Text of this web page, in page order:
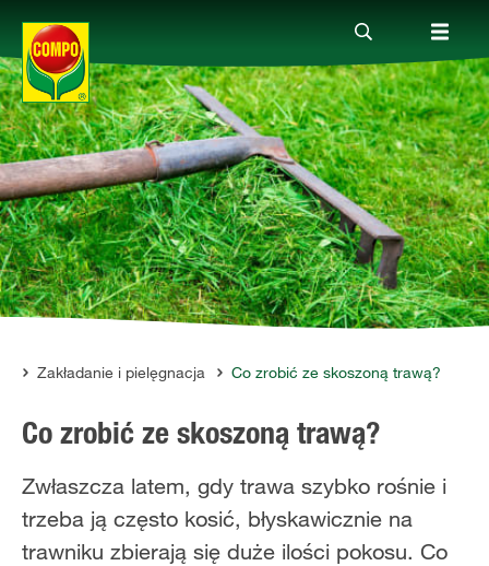
Produkty
Porady
Aktualne tematy
Kontakt
O nas
Zakładanie i pielęgnacja Co zrobić ze skoszoną trawą?
Co zrobić ze skoszoną trawą?
Zwłaszcza latem, gdy trawa szybko rośnie i
trzeba ją często kosić, błyskawicznie na
trawniku zbierają się duże ilości pokosu. Co